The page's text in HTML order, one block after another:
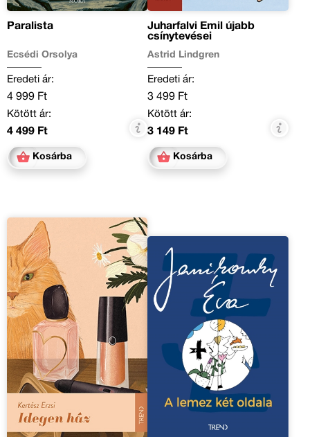
Paralista
Ecsédi Orsolya
Eredeti ár:
4 999 Ft
Kötött ár:
4 499 Ft
Kosárba
Juharfalvi Emil újabb
csínytevései
Astrid Lindgren
Eredeti ár:
3 499 Ft
Kötött ár:
3 149 Ft
Kosárba